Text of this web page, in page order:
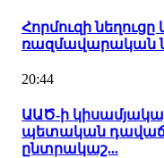
Հորմուզի նեղուցը
ռազմավարական
20:44
ԱԱԾ-ի
պետական
ընտրակաշ...